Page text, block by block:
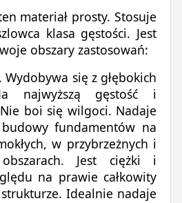
materiał prosty. Stosuje
klasa gęstości. Jest
obszary zastosowań:
Wydobywa się z głębokich
najwyższą gęstość i
Nie boi się wilgoci. Nadaje
fundamentów na
w przybrzeżnych i
Jest ciężki i
na prawie całkowity
Idealnie nadaje